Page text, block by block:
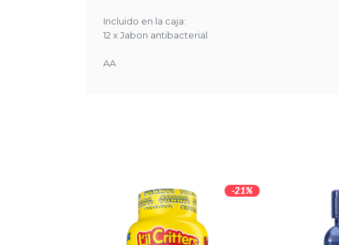
Incluido en la caja:
12 x Jabon antibacterial
AA
-21%